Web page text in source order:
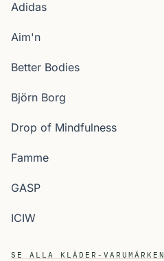
Adidas
Aim'n
Better Bodies
Björn Borg
Drop of Mindfulness
Famme
GASP
ICIW
SE ALLA KLÄDER-VARUMÄRKEN